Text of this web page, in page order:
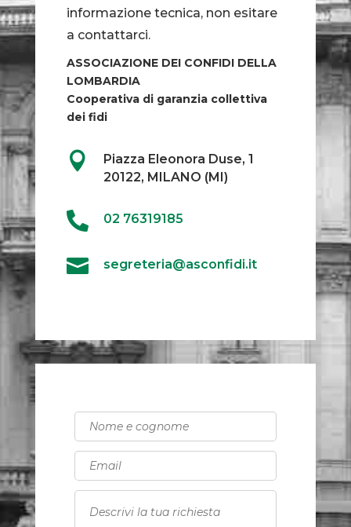
informazione tecnica, non esitare
a contattarci.
ASSOCIAZIONE DEI CONFIDI DELLA
LOMBARDIA
Cooperativa di garanzia collettiva
dei fidi

Piazza Eleonora Duse, 1
20122, MILANO (MI)
 02 76319185
 segreteria@asconfidi.it